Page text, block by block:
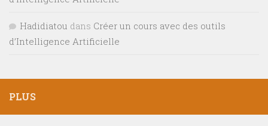
Hadidiatou dans Créer un cours avec des outils
d’Intelligence Artificielle
PLUS